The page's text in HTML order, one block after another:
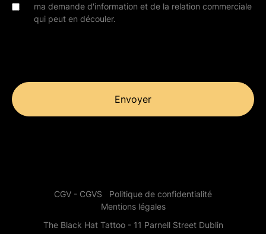
ma demande d'information et de la relation commerciale
qui peut en découler.
Envoyer
CGV - CGVS
Politique de confidentialité
Mentions légales
The Black Hat Tattoo - 11 Parnell Street Dublin